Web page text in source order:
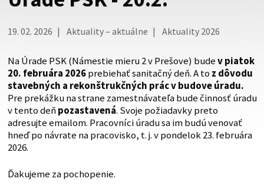
cez zabezpečenú webovú stránku. Zabezpečená stránka
vždy začína https:// pred názvom domény webového sídla.
19. 02. 2026 Aktuality – aktuálne Aktuality 2026
Na Úrade PSK (Námestie mieru 2 v Prešove) budev piatok
20. februára 2026prebiehať sanitačný deň. A to z dôvodu
stavebných a rekonštrukčných prác v budove úradu.
Pre prekážku na strane zamestnávateľa bude činnosť úradu
v tento deňpozastavená. Svoje požiadavky preto
adresujte emailom. Pracovníci úradu sa im budú venovať
hneď po návrate na pracovisko, t. j. v pondelok 23. februára
2026.
Ďakujeme za pochopenie.